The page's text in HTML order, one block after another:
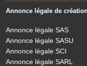
Annonce légale de
Annonce légale SAS
Annonce légale SASU
Annonce légale SCI
Annonce légale SARL